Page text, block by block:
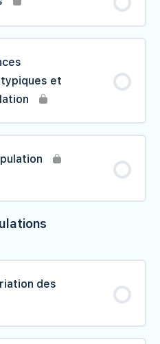
et
0% TERMINÉ
et la
théorique
des